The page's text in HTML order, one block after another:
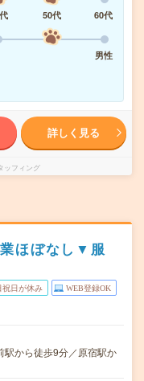
50代
60代
男性
詳しく見る
ッフィング
ほぼなし▼服
祝日が休み WEB登録OK
駅から徒歩9分／原宿駅か